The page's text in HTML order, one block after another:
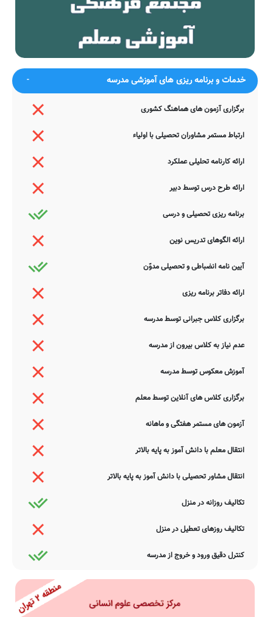
بگفتمی که بها چیست خاک پایش را
اگر حیات گران مایه جاودان بودی
به بندگی قدش سرو معترف گشتی
گرش چو سوسن آزاده ده زبان بودی
به خواب نیز نمی‌بینمش چه جای
چو این نبود و ندیدیم باری آن بودی
اگر دلم نشدی پایبند طره او
ضمناً یادآور می شود اطلاعات مندرج در این صفحه توسط موتورهای
جستجوی هوشمند سامانه های آنلاین گردآوری شده است. به همین جهت
ممکن است در برخی از موارد، دچار خطا بوده و یا نیازمند بروزرسانی
این خصوص دارید عمیقاً خواهشمندیم ما را جهت اصلاح و تکمیل این
نظرات تکمیل کننده شما می باشد.
خدمات و برنامه ریزی های آموزشی مدرسه
برگزاری آزمون های هماهنگ کشوری
ارتباط مستمر مشاوران تحصیلی با اولیاء
ارائه کارنامه تحلیلی عملکرد
ارائه طرح درس توسط دبیر
برنامه ریزی تحصیلی و درسی
ارائه الگوهای تدریس نوین
آیین نامه انضباطی و تحصیلی مدوّن
ارائه دفاتر برنامه ریزی
برگزاری کلاس جبرانی توسط مدرسه
عدم نیاز به کلاس بیرون از مدرسه
آموزش معکوس توسط مدرسه
برگزاری کلاس های آنلاین توسط معلم
آزمون های مستمر هفتگی و ماهانه
انتقال معلم با دانش آموز به پایه بالاتر
انتقال مشاور تحصیلی با دانش آموز به پایه بالاتر
تکالیف روزانه در منزل
تکالیف روزهای تعطیل در منزل
کنترل دقیق ورود و خروج از مدرسه